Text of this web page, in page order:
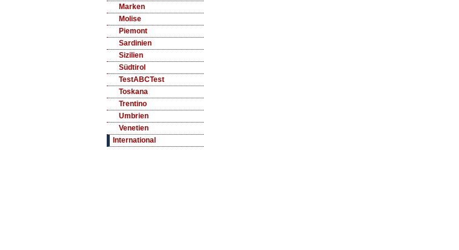
Marken
Molise
Piemont
Sardinien
Sizilien
Südtirol
TestABCTest
Toskana
Trentino
Umbrien
Venetien
International